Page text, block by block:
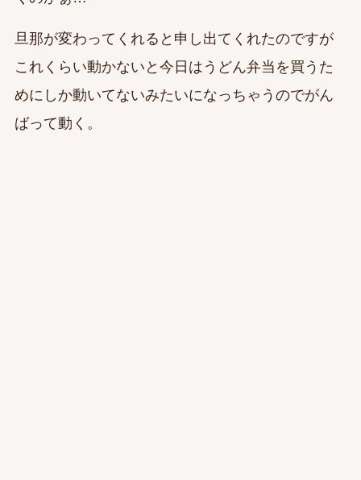
旦那が変わってくれると申し出てくれたのですが
これくらい動かないと今日はうどん弁当を買うた
めにしか動いてないみたいになっちゃうのでがん
ばって動く。